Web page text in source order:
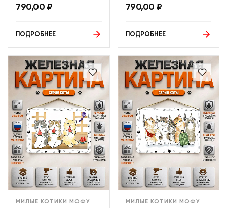
790,00 ₽
ПОДРОБНЕЕ
790,00 ₽
ПОДРОБНЕЕ
МИЛЫЕ КОТИКИ МОФУ МИЛЫЕ КОТИКИ МОФУ